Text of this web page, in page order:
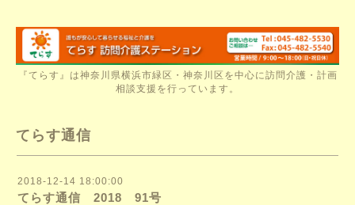
『てらす』は神奈川県横浜市緑区・神奈川区を中心に訪問介護・計画
相談支援を行っています。
てらす通信
2018-12-14 18:00:00
てらす通信 2018 91号